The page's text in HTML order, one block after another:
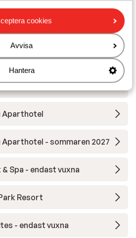
cookies
Avvisa
Hantera
Hotel
Hotel
Aparthotel
- sommaren 2027
Spa - endast vuxna
Resort
- endast vuxna